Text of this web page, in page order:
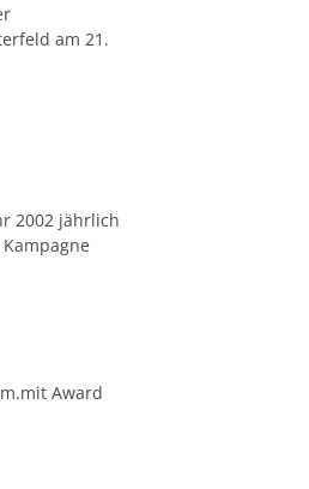
am 21.
2002 jährlich
Award